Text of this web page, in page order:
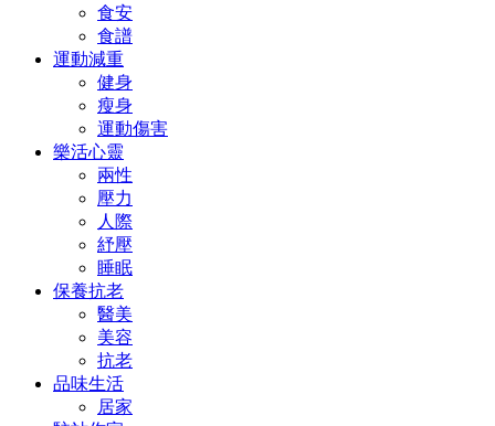
食安
食譜
運動減重
健身
瘦身
運動傷害
樂活心靈
兩性
壓力
人際
紓壓
睡眠
保養抗老
醫美
美容
抗老
品味生活
居家